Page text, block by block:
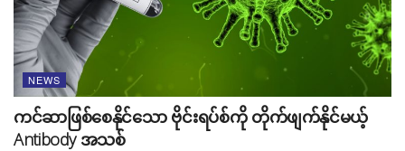
NEWS
ကင်ဆာဖြစ်စေနိုင်သော ဗိုင်းရပ်စ်ကို တိုက်ဖျက်နိုင်မယ့်
Antibody အသစ်